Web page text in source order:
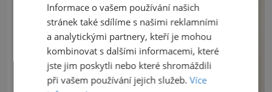
Informace o vašem používání našich
stránek také sdílíme s našimi reklamními
a analytickými partnery, kteří je mohou
kombinovat s dalšími informacemi, které
jste jim poskytli nebo které shromáždili
při vašem používání jejich služeb.Více